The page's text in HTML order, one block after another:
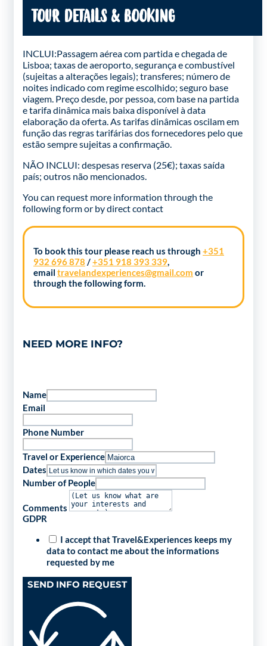
TOUR DETAILS & BOOKING
INCLUI:Passagem aérea com partida e chegada de
Lisboa; taxas de aeroporto, segurança e combustível
(sujeitas a alterações legais); transferes; número de
noites indicado com regime escolhido; seguro base
viagem. Preço desde, por pessoa, com base na partida
e tarifa dinâmica mais baixa disponível à data
elaboração da oferta. As tarifas dinâmicas oscilam em
função das regras tarifárias dos fornecedores pelo que
estão sempre sujeitas a confirmação.
NÃO INCLUI: despesas reserva (25€); taxas saída
país; outros não mencionados.
You can request more information through the
following formor by direct contact
To book this tour please reach us through +351
932 696 878 /+351 918 393 339,
email travelandexperiences@gmail.com or
through the following form.
NEED MORE INFO?
Name
Email
Phone Number
Travel or Experience
Dates
Number of People
Comments
GDPR
I accept that Travel&Experiences keeps my
data to contact me about the informations
requested by me
SEND INFO REQUEST